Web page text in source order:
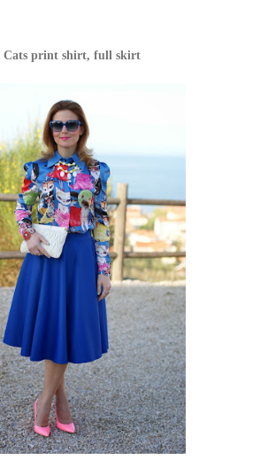
Cats print shirt, full skirt